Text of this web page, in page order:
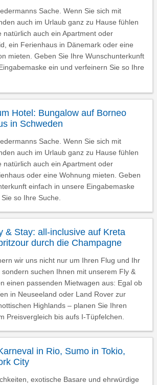
Sache. Wenn Sie sich mit
auch im Urlaub ganz zu Hause fühlen
natürlich auch ein Apartment oder
ein Ferienhaus in Dänemark oder eine
mieten. Geben Sie Ihre Wunschunterkunft
ein und verfeinern Sie so Ihre
Hotel: Bungalow auf Borneo
in Schweden
Sache. Wenn Sie sich mit
auch im Urlaub ganz zu Hause fühlen
natürlich auch ein Apartment oder
oder eine Wohnung mieten. Geben
einfach in unsere Eingabemaske
so Ihre Suche.
& Stay: all-inclusive auf Kreta
durch die Champagne
wir uns nicht nur um Ihren Flug und Ihr
suchen Ihnen mit unserem Fly &
einen passenden Mietwagen aus: Egal ob
in Neuseeland oder Land Rover zur
Highlands – planen Sie Ihren
Preisvergleich bis aufs I-Tüpfelchen.
in Rio, Sumo in Tokio,
City
exotische Basare und ehrwürdige